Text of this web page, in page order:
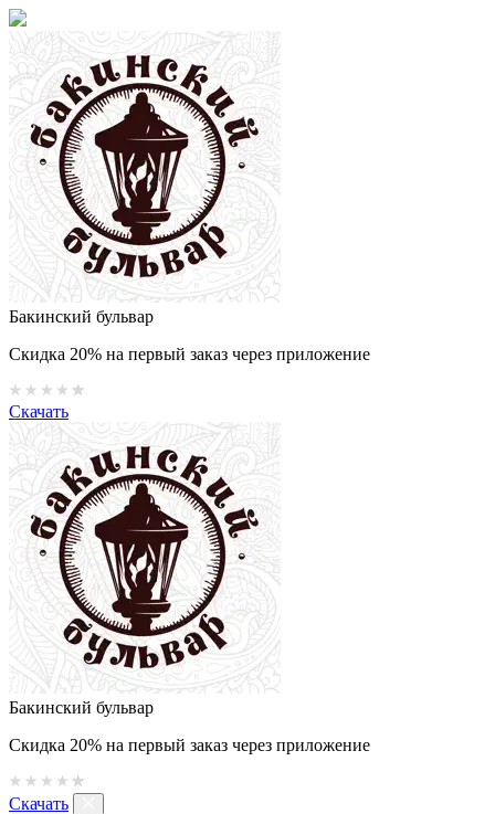
Бакинский бульвар
Скидка 20% на первый заказ через приложение
Скачать
Бакинский бульвар
Скидка 20% на первый заказ через приложение
Скачать